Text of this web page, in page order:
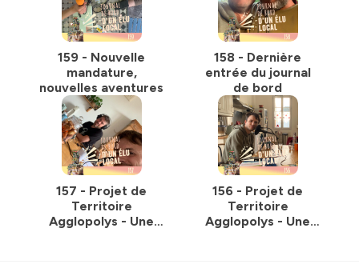
159 - Nouvelle
mandature,
nouvelles aventures
158 - Dernière
entrée du journal
de bord
157 - Projet de
Territoire
Agglopolys - Une
156 - Projet de
Territoire
Agglopolys - Une